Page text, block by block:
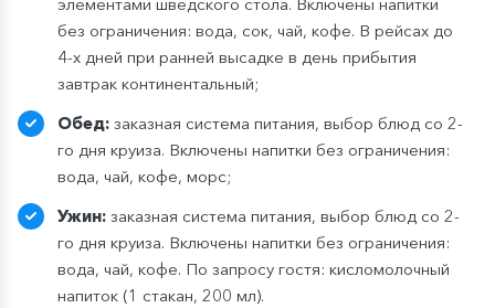
элементами шведского стола. Включены напитки
без ограничения: вода, сок, чай, кофе. В рейсах до
4-х дней при ранней высадке в день прибытия
завтрак континентальный;
Обед: заказная система питания, выбор блюд со 2-
го дня круиза. Включены напитки без ограничения:
вода, чай, кофе, морс;
Ужин: заказная система питания, выбор блюд со 2-
го дня круиза. Включены напитки без ограничения:
вода, чай, кофе. По запросу гостя: кисломолочный
напиток (1 стакан, 200 мл).